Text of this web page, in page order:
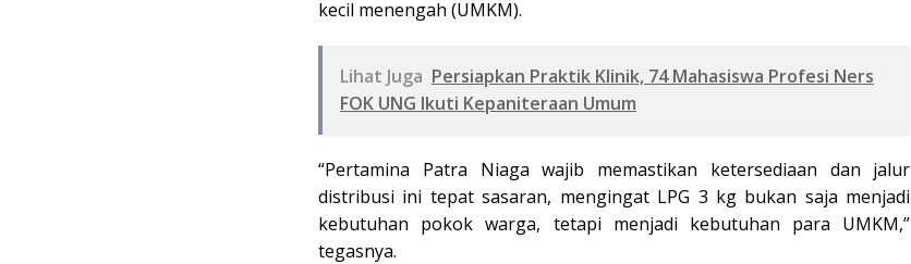
kecil menengah (UMKM).
Lihat Juga Persiapkan Praktik Klinik, 74 Mahasiswa Profesi Ners
FOK UNG Ikuti Kepaniteraan Umum
“Pertamina Patra Niaga wajib memastikan ketersediaan dan jalur
distribusi ini tepat sasaran, mengingat LPG 3 kg bukan saja menjadi
kebutuhan pokok warga, tetapi menjadi kebutuhan para UMKM,”
tegasnya.